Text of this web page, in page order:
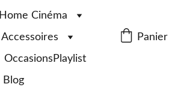
Home Cinéma
Accessoires
Occasions Playlist
Blog
Panier